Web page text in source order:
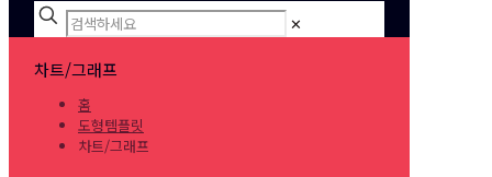
✕
차트/그래프
홈
도형템플릿
차트/그래프